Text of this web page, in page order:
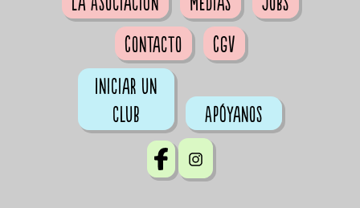
Contacto
CGV
Iniciar un
club
Apóyanos